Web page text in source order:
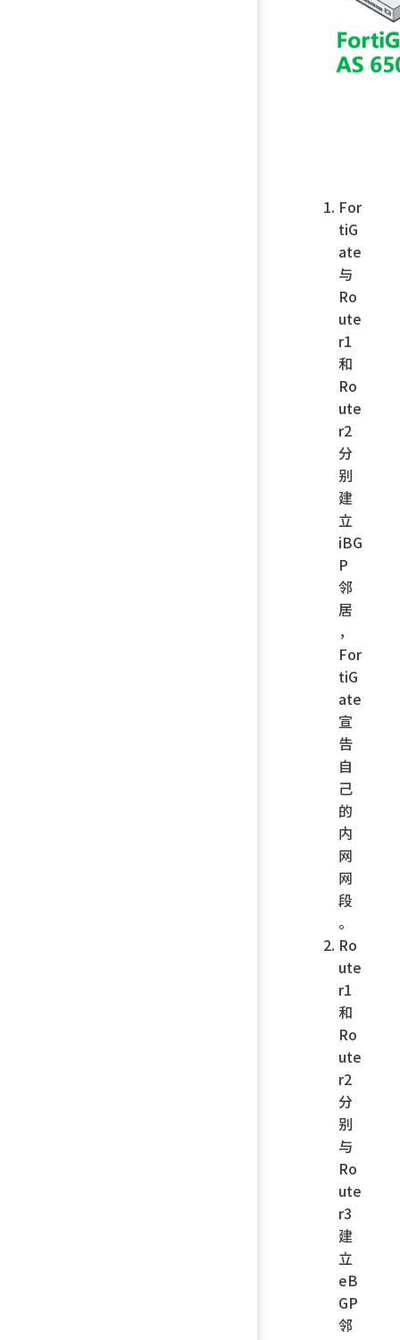
For
tiG
ate
与
Ro
ute
r1
和
Ro
ute
r2
分
别
建
立
iBG
P
邻
居
，
For
tiG
ate
宣
告
自
己
的
内
网
网
段
。
Ro
ute
r1
和
Ro
ute
r2
分
别
与
Ro
ute
r3
建
立
eB
GP
邻